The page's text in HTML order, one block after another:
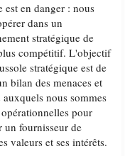
est en danger : nous
dans un
stratégique de
compétitif. L'objectif
stratégique est de
bilan des menaces et
auxquels nous sommes
pour
un fournisseur de
valeurs et ses intérêts.